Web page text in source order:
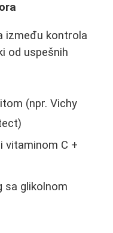
između kontrola
od uspešnih
(npr. Vichy
vitaminom C +
sa glikolnom